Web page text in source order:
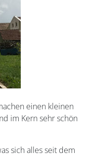
einen kleinen
im Kern sehr schön
sich alles seit dem